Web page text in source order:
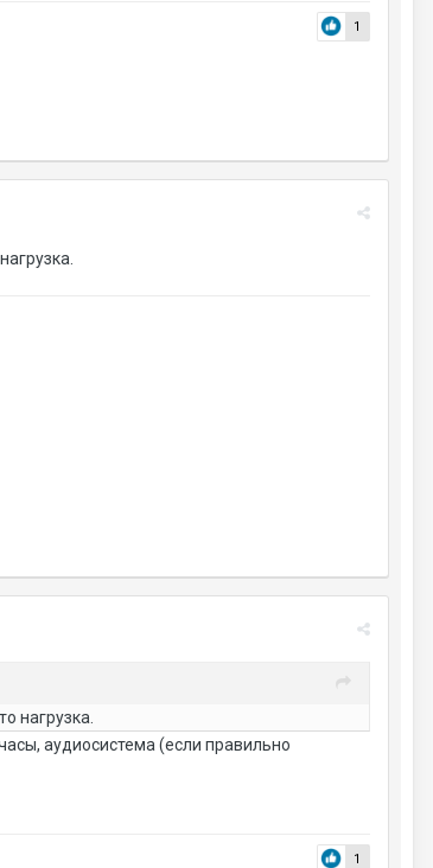
1
нагрузка.
аудиосистема (если правильно
1